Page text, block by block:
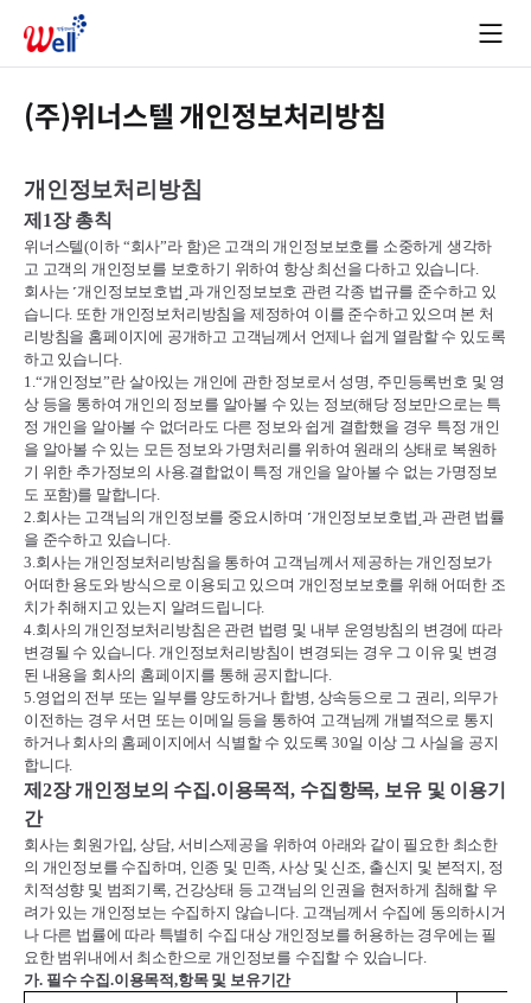
(주)위너스텔 개인정보처리방침
개인정보처리방침
제 1장 총칙
위너스텔(이하 “회사”라 함)은 고객의 개인정보보호를 소중하게 생각하
고 고객의 개인정보를 보호하기 위하여 항상 최선을 다하고 있습니다.
회사는 ˹개인정보보호법 과 개인정보보호 관련 각종 법규를 준수하고 있
습니다. 또한 개인정보처리방침을 제정하여 이를 준수하고 있으며 본 처
리방침을 홈페이지에 공개하고 고객님께서 언제나 쉽게 열람할 수 있도록
하고 있습니다.
1.“개인정보”란 살아있는 개인에 관한 정보로서 성명, 주민등록번호 및 영
상 등을 통하여 개인의 정보를 알아볼 수 있는 정보(해당 정보만으로는 특
정 개인을 알아볼 수 없더라도 다른 정보와 쉽게 결합했을 경우 특정 개인
을 알아볼 수 있는 모든 정보와 가명처리를 위하여 원래의 상태로 복원하
기 위한 추가정보의 사용.결합없이 특정 개인을 알아볼 수 없는 가명정보
도 포함)를 말합니다.
2.회사는 고객님의 개인정보를 중요시하며 ˹개인정보보호법 ˼과 관련 법률
을 준수하고 있습니다.
3.회사는 개인정보처리방침을 통하여 고객님께서 제공하는 개인정보가
어떠한 용도와 방식으로 이용되고 있으며 개인정보보호를 위해 어떠한 조
치가 취해지고 있는지 알려드립니다.
4.회사의 개인정보처리방침은 관련 법령 및 내부 운영방침의 변경에 따라
변경될 수 있습니다. 개인정보처리방침이 변경되는 경우 그 이유 및 변경
된 내용을 회사의 홈페이지를 통해 공지합니다.
5.영업의 전부 또는 일부를 양도하거나 합병, 상속등으로 그 권리, 의무가
이전하는 경우 서면 또는 이메일 등을 통하여 고객님께 개별적으로 통지
하거나 회사의 홈페이지에서 식별할 수 있도록30일 이상 그 사실을 공지
합니다.
제 2장 개인정보의 수집.이용목적, 수집항목, 보유 및 이용기
간
회사는 회원가입,상담,서비스제공을 위하여 아래와 같이 필요한 최소한
의 개인정보를 수집하며, 인종 및 민족,사상 및 신조, 출신지 및 본적지, 정
치적성향 및 범죄기록, 건강상태 등 고객님의 인권을 현저하게 침해할 우
려가 있는 개인정보는 수집하지 않습니다. 고객님께서 수집에 동의하시거
나 다른 법률에 따라 특별히 수집 대상 개인정보를 허용하는 경우에는 필
요한 범위내에서 최소한으로 개인정보를 수집할 수 있습니다.
가. 필수 수집 .이용목적,항목 및 보유기간